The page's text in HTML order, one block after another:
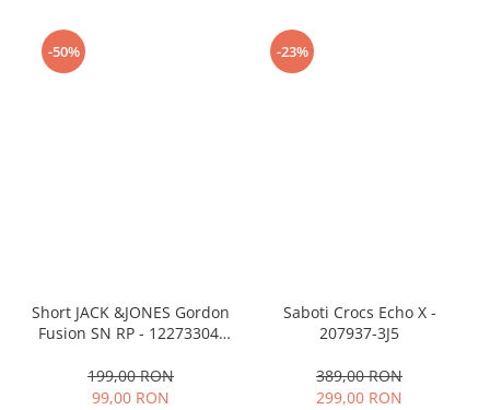
-50%
Short JACK &JONES Gordon
Fusion SN RP - 12273304-
199,00 RON
99,00 RON
-23%
Saboti Crocs Echo X -
207937-3J5
389,00 RON
299,00 RON